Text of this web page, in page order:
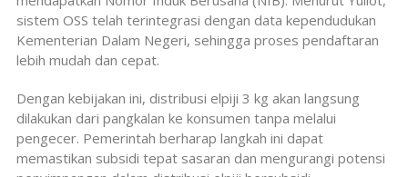
sistem OSS telah terintegrasi dengan data kependudukan
Kementerian Dalam Negeri, sehingga proses pendaftaran
lebih mudah dan cepat.
Dengan kebijakan ini, distribusi elpiji 3 kg akan langsung
dilakukan dari pangkalan ke konsumen tanpa melalui
pengecer. Pemerintah berharap langkah ini dapat
memastikan subsidi tepat sasaran dan mengurangi potensi